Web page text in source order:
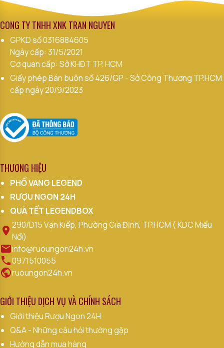
CÔNG TY TNHH XNK TRẦN NGUYÊN
GPKD số0316884605
Ngày cấp: 31/5/2021
Cơ quan cấp: Sở KHĐT TP. HCM
Giấy phép Bán buôn số 426/GP - Sở Công Thương TP.HCM
cấp ngày 20/9/2023
THƯƠNG HIỆU
PHỐ VANG LEGEND
RƯỢU NGON 24H
QUÀ TẾT LEGENDBOX
290/D15 Vạn Kiếp, Phường Gia Định, TP.HCM ( KDC Miếu
Nổi)
info@ruoungon24h.vn
0971510055
ruoungon24h.vn
GIỚI THIỆU DỊCH VỤ VÀ CHÍNH SÁCH
Giới thiệu Rượu Ngon 24H
Q&A - Những câu hỏi thường gặp
Hướng dẫn mua hàng